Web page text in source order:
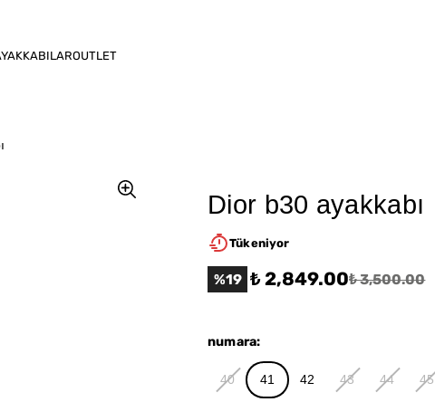
OUTLET
Dior b30 ayakkabı
Tükeniyor
%19 ₺ 2,849.00₺ 3,500.00
numara:
40 41 42 43 44 45